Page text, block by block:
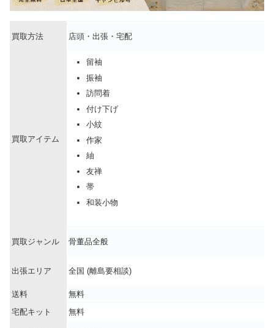
買取方法 店頭・出張・宅配
買取アイテム
留袖
振袖
訪問着
付け下げ
小紋
作家
紬
友禅
帯
和装小物
買取ジャンル 骨董品全般
出張エリア 全国 (離島要相談)
送料
無料
宅配キット
無料